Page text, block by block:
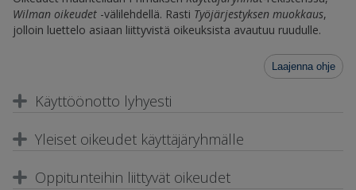
Wilman oikeudet -välilehdellä. Rasti Työjärjestyksen muokkaus,
jolloin luettelo asiaan liittyvistä oikeuksista avautuu ruudulle.
Laajenna ohje
Käyttöönotto lyhyesti
Yleiset oikeudet käyttäjäryhmälle
Oppitunteihin liittyvät oikeudet